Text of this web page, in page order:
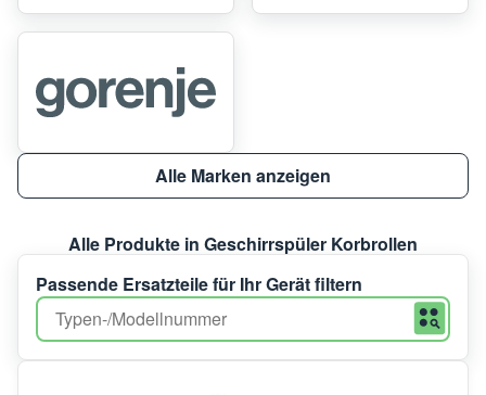
Alle Marken anzeigen
Alle Produkte in Geschirrspüler Korbrollen
Passende Ersatzteile für Ihr Gerät filtern